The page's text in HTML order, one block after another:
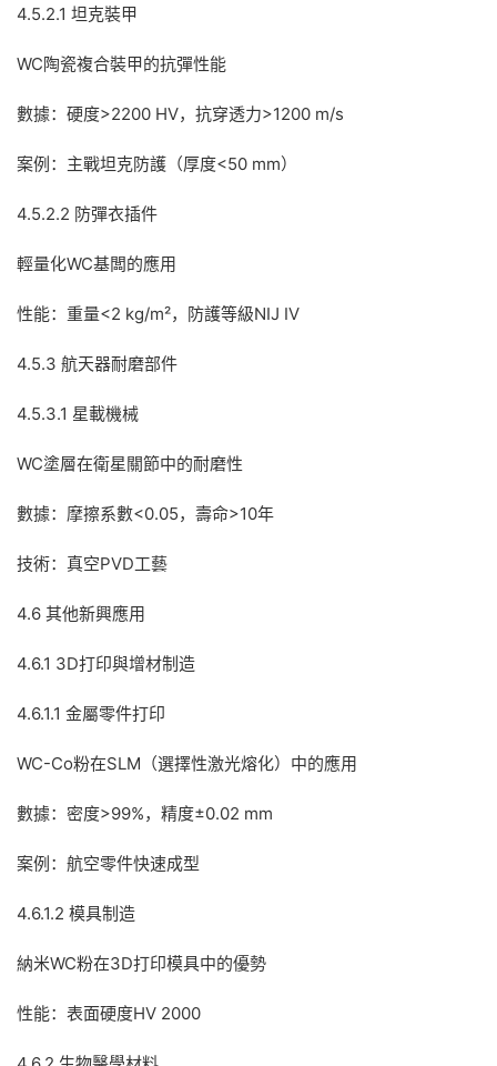
4.5.2.1 坦克裝甲
WC陶瓷複合裝甲的抗彈性能
數據：硬度>2200 HV，抗穿透力>1200 m/s
案例：主戰坦克防護（厚度<50 mm）
4.5.2.2 防彈衣插件
輕量化WC基闆的應用
性能：重量<2 kg/m²，防護等級NIJ IV
4.5.3 航天器耐磨部件
4.5.3.1 星載機械
WC塗層在衛星關節中的耐磨性
數據：摩擦系數<0.05，壽命>10年
技術：真空PVD工藝
4.6 其他新興應用
4.6.1 3D打印與增材制造
4.6.1.1 金屬零件打印
WC-Co粉在SLM（選擇性激光熔化）中的應用
數據：密度>99%，精度±0.02 mm
案例：航空零件快速成型
4.6.1.2 模具制造
納米WC粉在3D打印模具中的優勢
性能：表面硬度HV 2000